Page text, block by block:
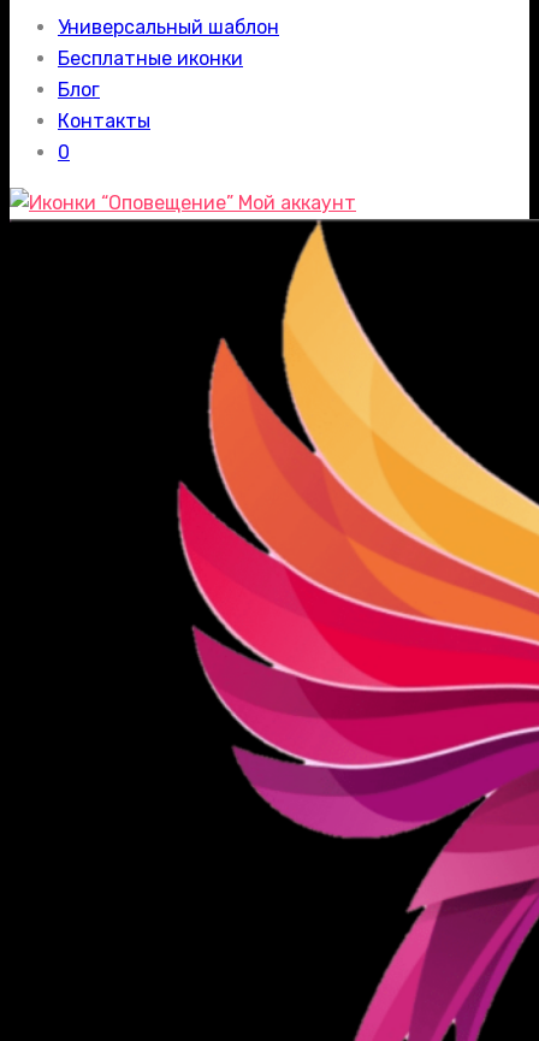
Универсальный шаблон
Бесплатные иконки
Блог
Контакты
0
Мой аккаунт